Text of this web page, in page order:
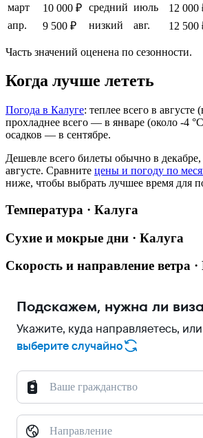
март
10 000 ₽ средний июль 12 000
апр.
9 500 ₽ низкий авг. 12 500
Часть значений оценена по сезонности.
Когда лучше лететь
Погода в Калуге: теплее всего в августе
прохладнее всего — в январе (около -4
осадков — в сентябре.
Дешевле всего билеты обычно в
августе. Сравните цены и погоду по
ниже, чтобы выбрать лучшее время для
Температура · Калуга
Сухие и мокрые дни · Калуга
Скорость и направление ветра
Подскажем, нужна ли виза
Укажите, куда направляетесь, или
выберите случайно
Ваше гражданство
Направление